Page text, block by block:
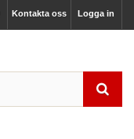
Logga in
Kontakta oss